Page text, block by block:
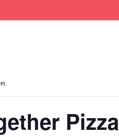
Pizza